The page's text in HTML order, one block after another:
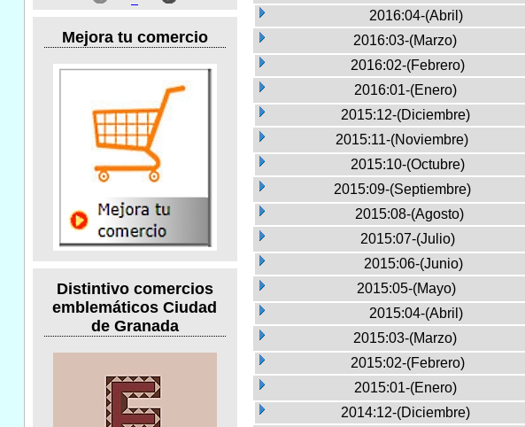
Mejora tu comercio
Distintivo comercios
emblemáticos Ciudad
de Granada
2016:04-(Abril)
2016:03-(Marzo)
2016:02-(Febrero)
2016:01-(Enero)
2015:12-(Diciembre)
2015:11-(Noviembre)
2015:10-(Octubre)
2015:09-(Septiembre)
2015:08-(Agosto)
2015:07-(Julio)
2015:06-(Junio)
2015:05-(Mayo)
2015:04-(Abril)
2015:03-(Marzo)
2015:02-(Febrero)
2015:01-(Enero)
2014:12-(Diciembre)